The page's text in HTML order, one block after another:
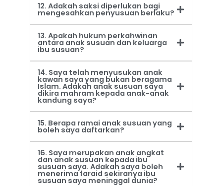
12. Adakah saksi diperlukan bagi
mengesahkan penyusuan berlaku?
13. Apakah hukum perkahwinan
antara anak susuan dan keluarga
ibu susuan?
14. Saya telah menyusukan anak
kawan saya yang bukan beragama
Islam. Adakah anak susuan saya
dikira mahram kepada anak-anak
kandung saya?
15. Berapa ramai anak susuan yang
boleh saya daftarkan?
16. Saya merupakan anak angkat
dan anak susuan kepada ibu
susuan saya. Adakah saya boleh
menerima faraid sekiranya ibu
susuan saya meninggal dunia?